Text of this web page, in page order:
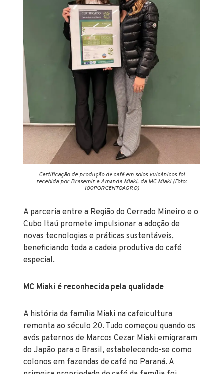
Certificação de produção de café em solos vulcânicos foi
recebida por Brasemir e Amanda Miaki, da MC Miaki (Foto:
100PORCENTOAGRO)
A parceria entre a Região do Cerrado Mineiro e o
Cubo Itaú promete impulsionar a adoção de
novas tecnologias e práticas sustentáveis,
beneficiando toda a cadeia produtiva do café
especial.
MC Miaki é reconhecida pela qualidade
A história da família Miaki na cafeicultura
remonta ao século 20. Tudo começou quando os
avós paternos de Marcos Cezar Miaki emigraram
do Japão para o Brasil, estabelecendo-se como
colonos em fazendas de café no Paraná. A